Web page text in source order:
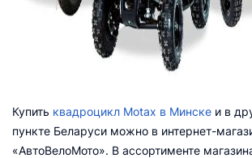
Купить квадроцикл Motax в Минске и в
пункте Беларуси можно в интернет-
«АвтоВелоМото». В ассортименте